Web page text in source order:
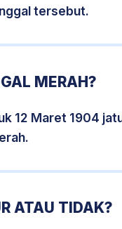
tersebut.
MERAH?
12 Maret 1904
ATAU TIDAK?